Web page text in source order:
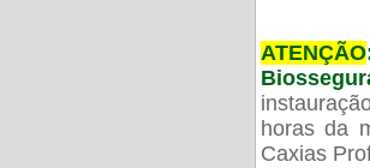
ATENÇÃO
horas da
Caxias